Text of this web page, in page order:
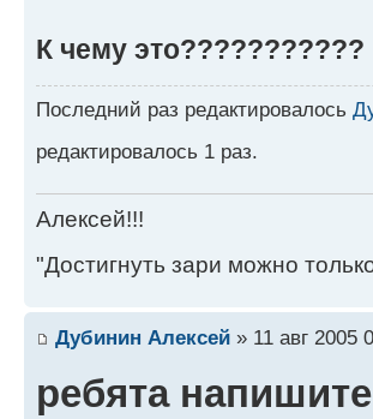
К чему это???????????
Последний раз редактировалось
редактировалось 1 раз.
Алексей!!!
"Достигнуть зари можно
Дубинин Алексей » 11 авг 2005
ребята